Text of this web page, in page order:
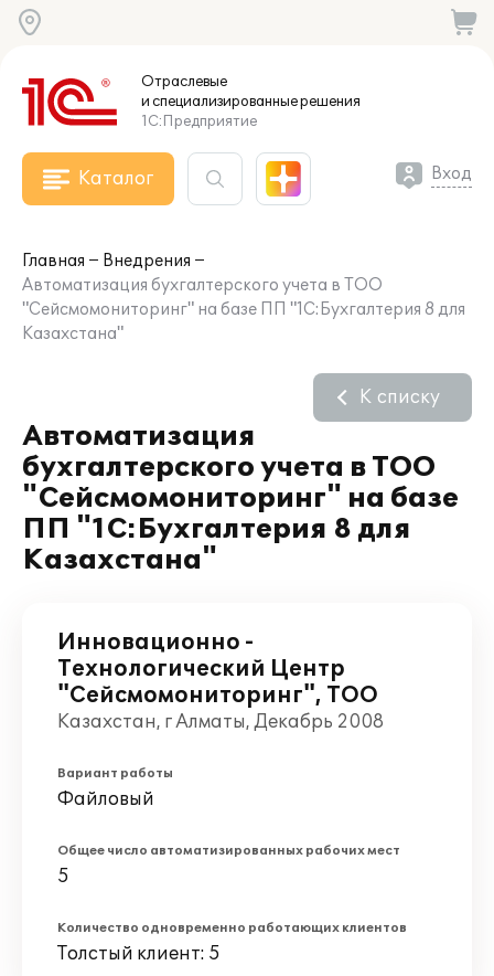
Отраслевые
и специализированныерешения
1С:Предприятие
Каталог Вход
Главная
Внедрения
Автоматизация бухгалтерского учета в ТОО
"Сейсмомониторинг" на базе ПП "1С:Бухгалтерия 8 для
Казахстана"
Автоматизация
бухгалтерского учета в ТОО
"Сейсмомониторинг" на базе
ПП "1С:Бухгалтерия 8 для
Казахстана"
К списку
Инновационно -
Технологический Центр
"Сейсмомониторинг", ТОО
Казахстан, г Алматы, Декабрь 2008
Вариант работы
Файловый
Общее число автоматизированных рабочих мест
5
Количество одновременно работающих клиентов
Толстый клиент: 5